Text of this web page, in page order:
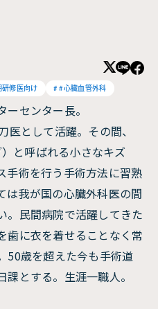
研修医向け #心臓血管外科
センター長。
として活躍。その間、
と呼ばれる小さなキズ
手術を行う手術方法に習熟
は我が国の心臓外科医の間
。民間病院で活躍してきた
歯に衣を着せることなく常
50歳を超えた今も手術道
とする。生涯一職人。